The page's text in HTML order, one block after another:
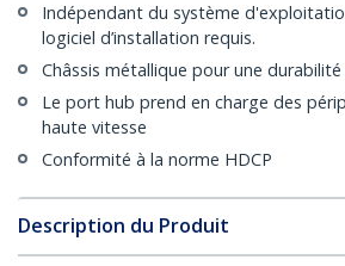
Indépendant du système
logiciel d’installation requis.
Châssis métallique pour une
Le port hub prend en charge des
haute vitesse
Conformité à la norme HDCP
Description du Produit